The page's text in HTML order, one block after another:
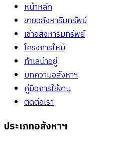
หน้าหลัก
ขายอสังหาริมทรัพย์
เช่าอสังหาริมทรัพย์
โครงการใหม่
ทำเลน่าอยู่
บทความอสังหาฯ
คู่มือการใช้งาน
ติดต่อเรา
ประเภทอสังหาฯ